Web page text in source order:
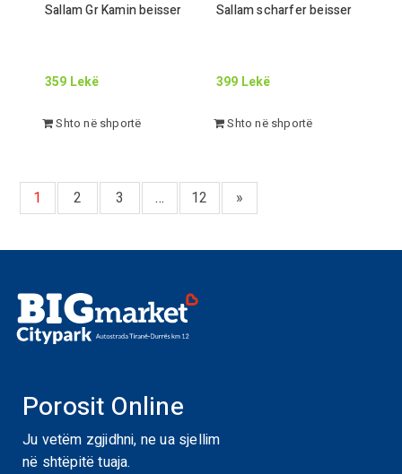
SallamGrKamin beisser
359 Lekë
Shto në shportë
Sallam scharfer beisser
399 Lekë
Shto në shportë
1 2 3 … 12 »
Porosit Online
Ju vetëm zgjidhni, ne ua sjellim
në shtëpitë tuaja.